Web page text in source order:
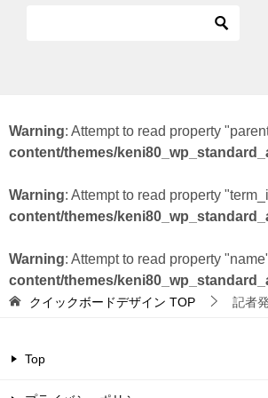
Warning: Attempt to read property
content/themes/
Warning: Attempt to read property
content/themes/
Warning: Attempt to read property
content/themes/
クイックボードデザイン TOP 記者
Top